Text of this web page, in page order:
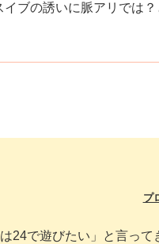
ブの誘いに脈アリでは
プ
24で遊びたい」と言って